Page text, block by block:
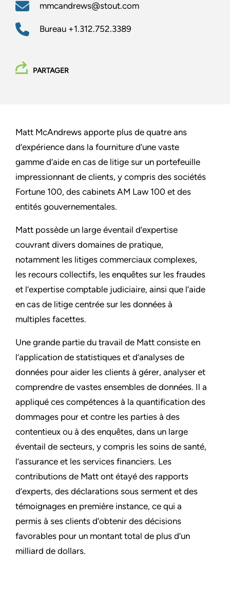
mmcandrews@stout.com
Bureau +1.312.752.3389
PARTAGER
Matt McAndrews apporte plus de quatre ans
d’expérience dans la fourniture d’une vaste
gamme d’aide en cas de litige sur un portefeuille
impressionnant de clients, y compris des sociétés
Fortune 100, des cabinets AM Law 100 et des
entités gouvernementales.
Matt possède un large éventail d’expertise
couvrant divers domaines de pratique,
notamment les litiges commerciaux complexes,
les recours collectifs, les enquêtes sur les fraudes
et l’expertise comptable judiciaire, ainsi que l’aide
en cas de litige centrée sur les données à
multiples facettes.
Une grande partie du travail de Matt consiste en
l’application de statistiques et d’analyses de
données pour aider les clients à gérer, analyser et
comprendre de vastes ensembles de données. Il a
appliqué ces compétences à la quantification des
dommages pour et contre les parties à des
contentieux ou à des enquêtes, dans un large
éventail de secteurs, y compris les soins de santé,
l’assurance et les services financiers. Les
contributions de Matt ont étayé des rapports
d’experts, des déclarations sous serment et des
témoignages en première instance, ce qui a
permis à ses clients d’obtenir des décisions
favorables pour un montant total de plus d’un
milliard de dollars.